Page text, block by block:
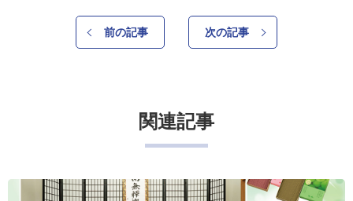
前の記事 次の記事
関連記事